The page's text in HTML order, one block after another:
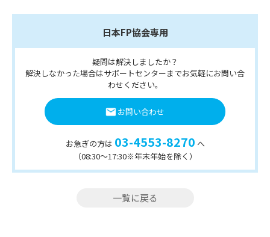
日本FP協会専用
疑問は解決しましたか？
解決しなかった場合はサポートセンターまでお気軽にお問い合
わせください。
お問い合わせ
お急ぎの方は 03-4553-8270 へ
（08:30〜17:30※年末年始を除く）
一覧に戻る